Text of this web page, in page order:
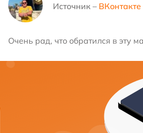
сервис,
Источник – ВКонтакте
Очень рад, что обратился в эту